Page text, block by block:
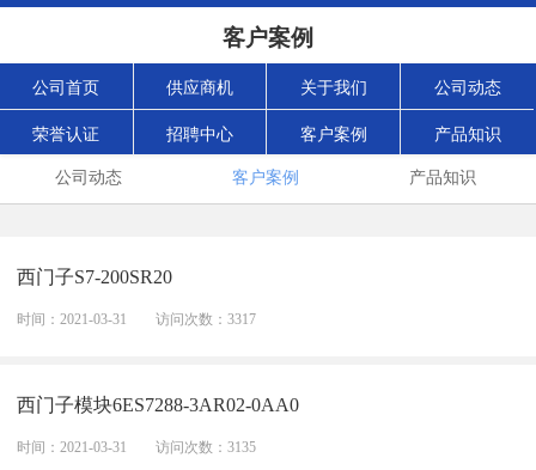
客户案例
公司首页 供应商机 关于我们 公司动态
荣誉认证 招聘中心 客户案例 产品知识
公司动态 客户案例 产品知识
西门子S7-200SR20
时间：2021-03-31 访问次数：3317
西门子模块6ES7288-3AR02-0AA0
时间：2021-03-31 访问次数：3135